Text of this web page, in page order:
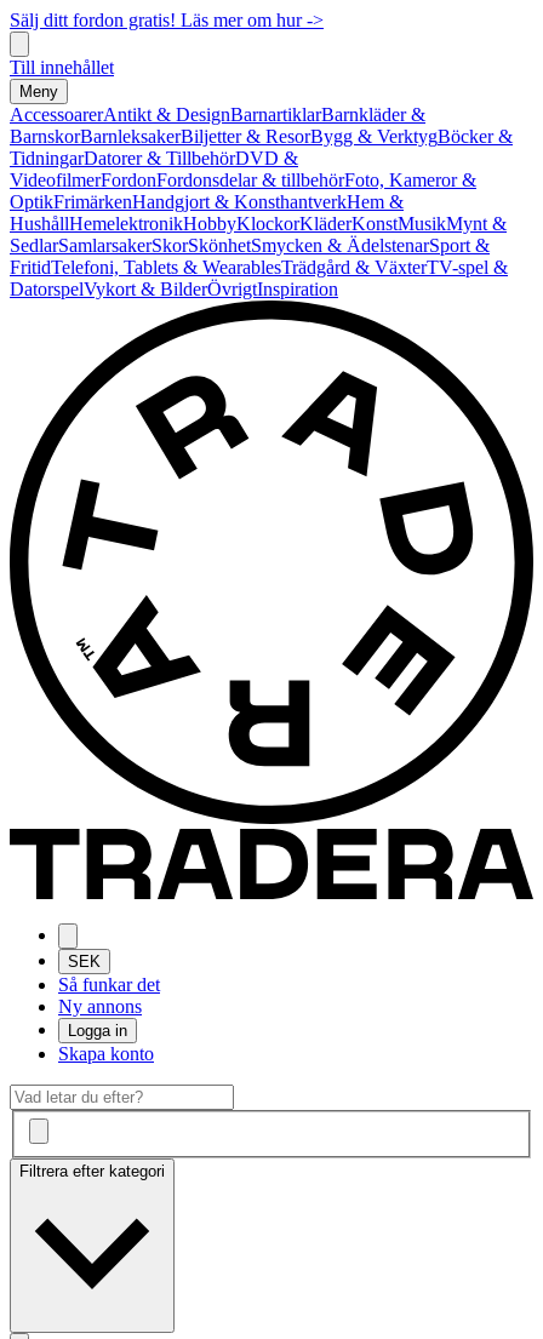
Sälj ditt fordon gratis! Läs mer om hur ->
Till innehållet
Meny
AccessoarerAntikt & DesignBarnartiklarBarnkläder &
BarnskorBarnleksakerBiljetter & ResorBygg & VerktygBöcker &
TidningarDatorer & TillbehörDVD &
VideofilmerFordonFordonsdelar & tillbehörFoto, Kameror &
OptikFrimärkenHandgjort & KonsthantverkHem &
HushållHemelektronikHobbyKlockorKläderKonstMusikMynt &
SedlarSamlarsakerSkorSkönhetSmycken & ÄdelstenarSport &
FritidTelefoni, Tablets & WearablesTrädgård & VäxterTV-spel &
DatorspelVykort & BilderÖvrigtInspiration
SEK
Så funkar det
Ny annons
Logga in
Skapa konto
Filtrera efter kategori